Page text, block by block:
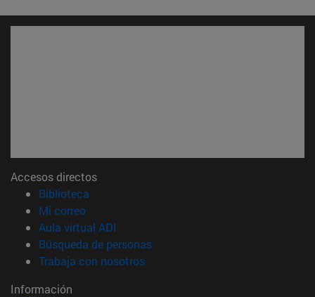
Accesos directos
Biblioteca
Mi correo(abre en nueva ventana)
Aula virtual ADI
Búsqueda de personas(abre en nueva ventana)
Trabaja con nosotros(abre en nueva ventana)
Información